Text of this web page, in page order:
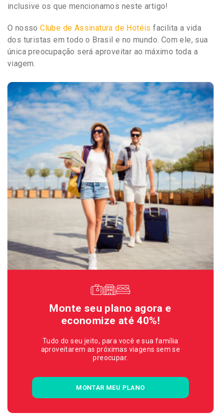
inclusive os que mencionamos neste artigo!
O nossoClube de Assinatura de Hotéis facilita a vida
dos turistas em todo o Brasil e no mundo. Com ele, sua
única preocupação será aproveitar ao máximo toda a
viagem.
Monte seu plano agora e
economize até 40%!
Tudo do seu jeito, para você e sua família
aproveitarem as próximas viagens sem se
preocupar.
MONTAR MEU PLANO